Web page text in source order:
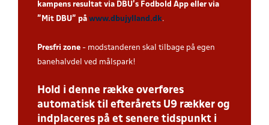
kampens resultat via DBU’s Fodbold App eller via
”Mit DBU” på www.dbujylland.dk.
Presfri zone - modstanderen skal tilbage på egen
banehalvdel ved målspark!
Hold i denne række overføres
automatisk til efterårets U9 rækker og
indplaceres på et senere tidspunkt i